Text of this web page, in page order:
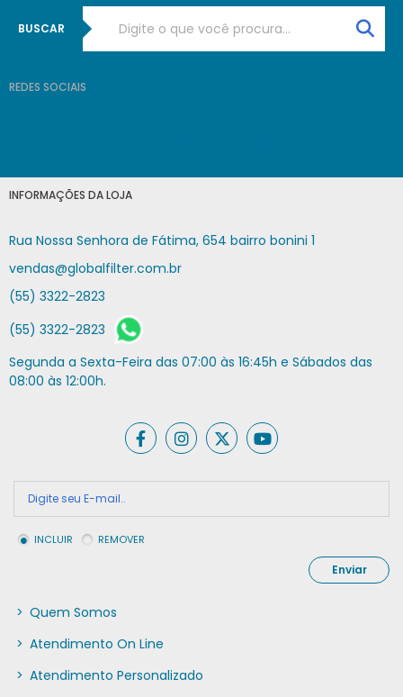
BUSCAR
REDES SOCIAIS
INFORMAÇÕES DA LOJA
Rua Nossa Senhora de Fátima, 654 bairro bonini 1
vendas@globalfilter.com.br
(55) 3322-2823
(55) 3322-2823
Segunda a Sexta-Feira das 07:00 às 16:45h e Sábados das
08:00 às 12:00h.
INCLUIR REMOVER
Enviar
> Quem Somos
> Atendimento On Line
> Atendimento Personalizado